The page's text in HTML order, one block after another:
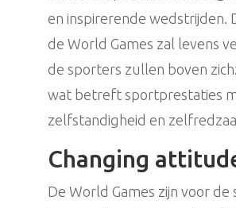
en inspirerende wedstrijden.
de World Games zal levens
de sporters zullen boven
wat betreft sportprestaties
zelfstandigheid en
Changing
De World Games zijn voor